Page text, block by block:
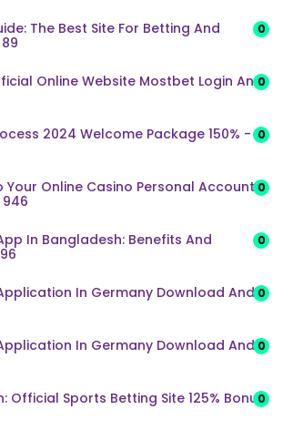
The Best Site For Betting And
0
Online Website Mostbet Login And0
2024 Welcome Package 150% - 0
Your Online Casino Personal Account 0
In Bangladesh: Benefits And
0
In Germany Download And 0
In Germany Download And 0
Official Sports Betting Site 125% Bonus
0